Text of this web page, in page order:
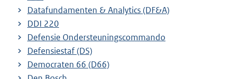
Datafundamenten & Analytics (DF&A)
DDI 220
Defensie Ondersteuningscommando
Defensiestaf (DS)
Democraten 66 (D66)